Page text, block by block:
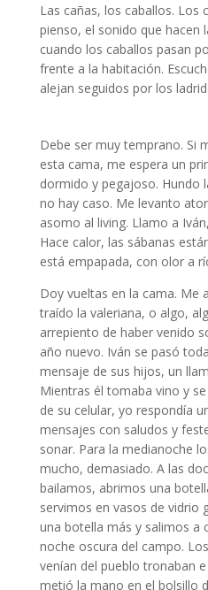
Las cañas, los caballos. Los
pienso, el sonido que hacen
cuando los caballos pasan
frente a la habitación.
alejan seguidos por los
Debe ser muy temprano. Si
esta cama, me espera un
dormido y pegajoso. Hundo
no hay caso. Me levanto
asomo al living. Llamo a
Hace calor, las sábanas
está empapada, con olor a
Doy vueltas en la cama. Me
traído la valeriana, o algo,
arrepiento de haber venido
año nuevo. Iván se pasó
mensaje de sus hijos, un
Mientras él tomaba vino y
de su celular, yo respondía
mensajes con saludos y
sonar. Para la medianoche
mucho, demasiado. A las
bailamos, abrimos una
servimos en vasos de vidrio
una botella más y salimos a
noche oscura del campo.
venían del pueblo tronaban
metió la mano en el bolsillo